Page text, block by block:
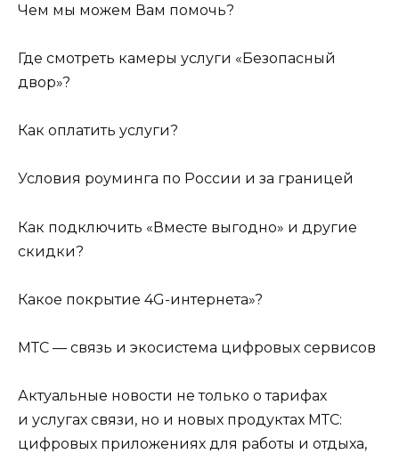
Чем мы можем Вам помочь?
Где смотреть камеры услуги «Безопасный
двор»?
Как оплатить услуги?
Условия роуминга по России и за границей
Как подключить «Вместе выгодно» и другие
скидки?
Какое покрытие 4G-интернета»?
МТС — связь и экосистема цифровых сервисов
Актуальные новости не только о тарифах
и услугах связи, но и новых продуктах МТС:
цифровых приложениях для работы и отдыха,